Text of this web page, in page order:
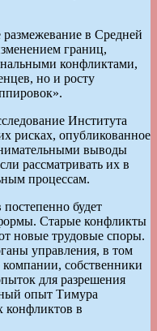
в Средней
границ,
конфликтами,
но и росту
Института
рисках, опубликованное
выводы
рассматривать их в
процессам.
будет
Старые конфликты
новые трудовые споры.
управления, в том
собственники
для разрешения
опыт Тимура
конфликтов в